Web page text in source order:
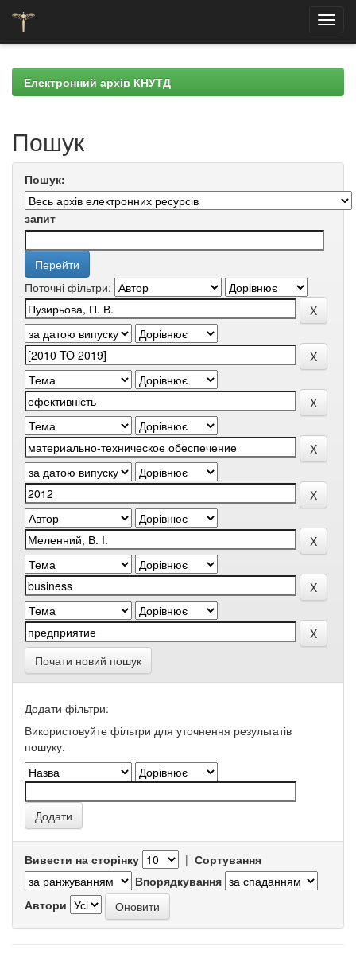
navigationЕлектронний архів КНУТД
Пошук
Пошук:
запит
Поточні фільтри:
Почати новий пошук
Додати фільтри:
Використовуйте фільтри для уточнення результатів
пошуку.
Вивести на сторінку | Сортування
Впорядкування
Автори